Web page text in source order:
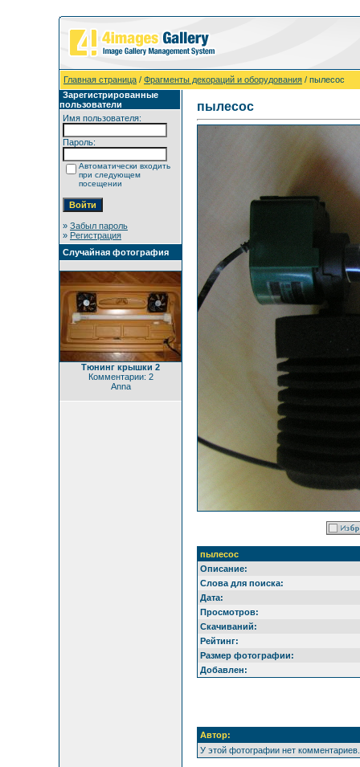
Главная страница / Фрагменты декораций и оборудования / пылесос
Зарегистрированные
пользователи
Имя пользователя:
Пароль:
Автоматически входить
при следующем
посещении
» Забыл пароль
» Регистрация
Случайная фотография
Тюнинг крышки 2
Комментарии: 2
Anna
пылесос
пылесос
Описание:
Слова для поиска:
Дата:
Просмотров:
Скачиваний:
Рейтинг:
Размер фотографии:
Добавлен:
Автор:
У этой фотографии нет комментариев.